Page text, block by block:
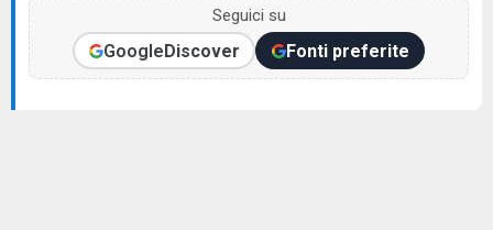
Seguici su
GoogleDiscover Fonti preferite